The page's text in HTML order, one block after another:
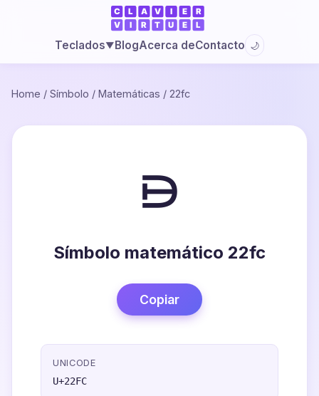
Teclados▼BlogAcerca deContacto 🌙
Home / Símbolo / Matemáticas / 22fc
⋼
Símbolo matemático 22fc
Copiar
UNICODE
U+22FC